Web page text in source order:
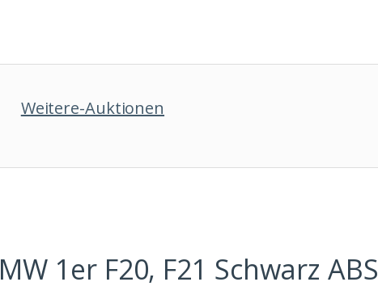
Weitere-Auktionen
1er F20, F21 Schwarz ABS